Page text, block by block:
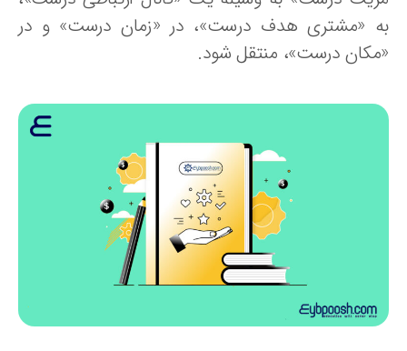
«مشتری هدف درست»، در «زمان درست» و در
درست»، منتقل شود.